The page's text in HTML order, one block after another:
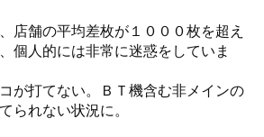
店舗の平均差枚が１０００枚を超え
個人的には非常に迷惑をしていま
が打てない。ＢＴ機含む非メインの
られない状況に。